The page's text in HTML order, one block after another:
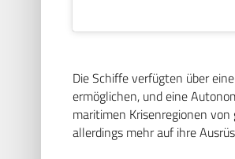
Die Schiffe verfügten über
ermöglichen, und eine
maritimen Krisenregionen
allerdings mehr auf ihre